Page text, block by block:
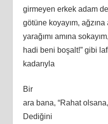
girmeyen erkek adam
götüne koyayım, ağzına
yarağımı amına
hadi beni boşalt!” gibi
kadarıyla
Bir
ara bana, “Rahat
Dediğini